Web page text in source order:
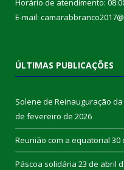
Horário de atendimento:
E-mail:
ÚLTIMAS PUBLICAÇÕES
Solene de Reinauguração
de fevereiro de 2026
Reunião com a equatorial 30
Páscoa solidária 23 de abril